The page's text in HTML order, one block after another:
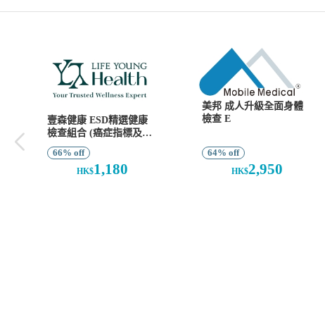
壹森健康 ESD精選健康
檢查組合 (癌症指標及
SEMG脊骨檢查)
66% off
HK$1,180
美邦 成人升級全面身體
檢查 E
64% off
HK$2,950